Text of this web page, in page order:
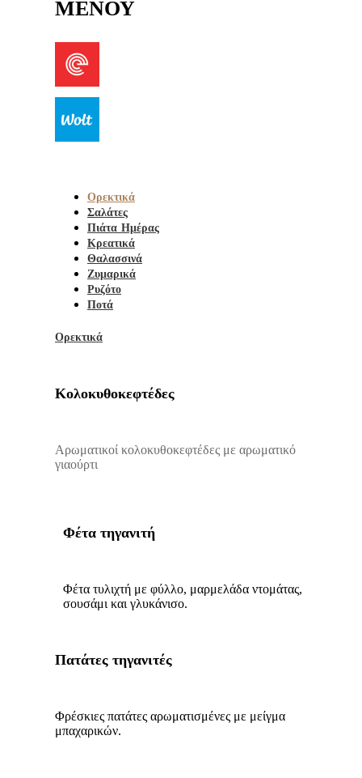
ΜΕΝΟΥ
Ορεκτικά
Σαλάτες
Πιάτα Ημέρας
Κρεατικά
Θαλασσινά
Ζυμαρικά
Ρυζότο
Ποτά
Ορεκτικά
Κολοκυθοκεφτέδες
Αρωματικοί κολοκυθοκεφτέδες με αρωματικό
γιαούρτι
Φέτα τηγανιτή
Φέτα τυλιχτή με φύλλο, μαρμελάδα ντομάτας,
σουσάμι και γλυκάνισο.
Πατάτες τηγανιτές
Φρέσκιες πατάτες αρωματισμένες με μείγμα
μπαχαρικών.